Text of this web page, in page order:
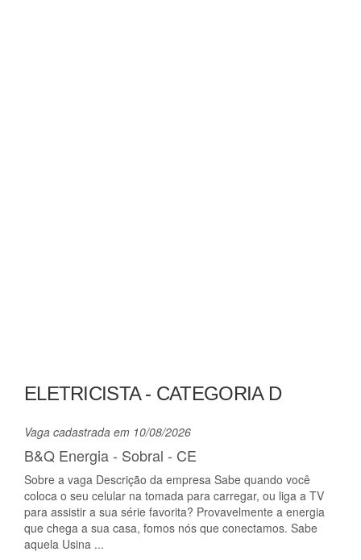
ELETRICISTA - CATEGORIA D
Vaga cadastrada em 10/08/2026
B&Q Energia - Sobral - CE
Sobre a vaga Descrição da empresa Sabe quando você
coloca o seu celular na tomada para carregar, ou liga a TV
para assistir a sua série favorita? Provavelmente a energia
que chega a sua casa, fomos nós que conectamos. Sabe
aquela Usina ...